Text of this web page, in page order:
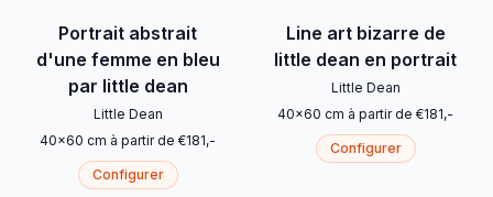
Portrait abstrait
d'une femme en bleu
par little dean
Little Dean
40x60 cm à partir de €181,-
Configurer
Line art bizarre de
little dean en portrait
Little Dean
40x60 cm à partir de €181,-
Configurer